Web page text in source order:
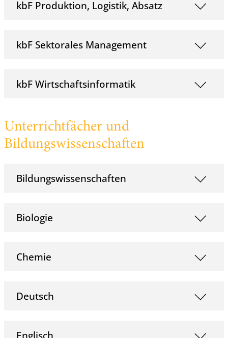
kbF Produktion, Logistik, Absatz
kbF Sektorales Management
kbF Wirtschaftsinformatik
Unterrichtfächer und
Bildungswissenschaften
Bildungswissenschaften
Biologie
Chemie
Deutsch
Englisch